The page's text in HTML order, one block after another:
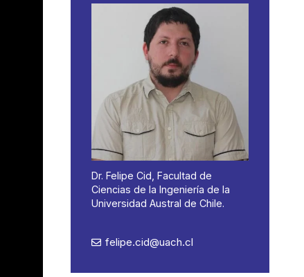
Dr. Felipe Cid, Facultad de
Ciencias de la Ingeniería de la
Universidad Austral de Chile.
felipe.cid@uach.cl